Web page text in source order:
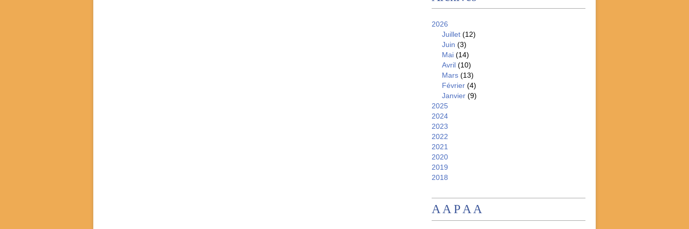
2026
Juillet (12)
Juin (3)
Mai (14)
Avril (10)
Mars (13)
Février (4)
Janvier (9)
2025
2024
2023
2022
2021
2020
2019
2018
A A P A A